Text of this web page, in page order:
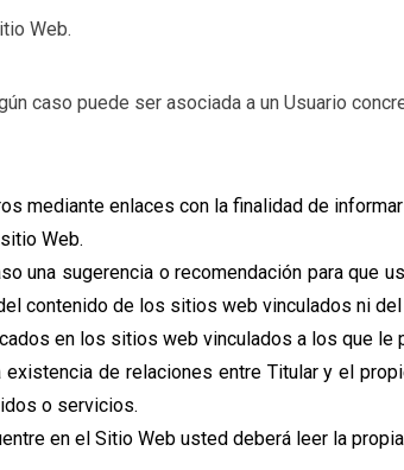
Web.
caso puede ser asociada a un Usuario
mediante enlaces con la finalidad de
Web.
una sugerencia o recomendación para que
contenido de los sitios web vinculados ni
en los sitios web vinculados a los que le
de relaciones entre Titular y el
o servicios.
en el Sitio Web usted deberá leer la